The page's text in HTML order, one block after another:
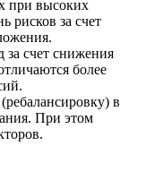
при высоких
рисков за счет
за счет снижения
более
в
При этом